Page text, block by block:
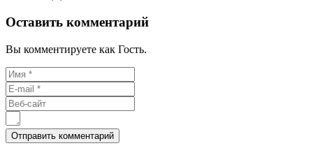
Оставить комментарий
Вы комментируете как Гость.